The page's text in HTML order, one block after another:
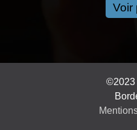
Voir
©2023